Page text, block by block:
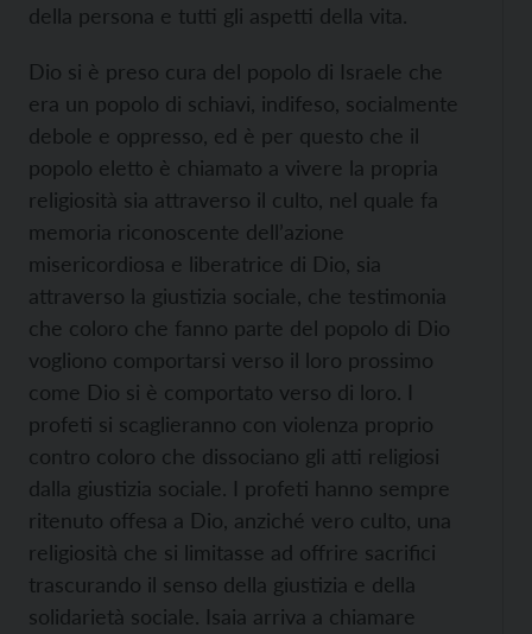
della persona e tutti gli aspetti della vita.
Dio si è preso cura del popolo di Israele che
era un popolo di schiavi, indifeso, socialmente
debole e oppresso, ed è per questo che il
popolo eletto è chiamato a vivere la propria
religiosità sia attraverso il culto, nel quale fa
memoria riconoscente dell’azione
misericordiosa e liberatrice di Dio, sia
attraverso la giustizia sociale, che testimonia
che coloro che fanno parte del popolo di Dio
vogliono comportarsi verso il loro prossimo
come Dio si è comportato verso di loro. I
profeti si scaglieranno con violenza proprio
contro coloro che dissociano gli atti religiosi
dalla giustizia sociale. I profeti hanno sempre
ritenuto offesa a Dio, anziché vero culto, una
religiosità che si limitasse ad offrire sacrifici
trascurando il senso della giustizia e della
solidarietà sociale. Isaia arriva a chiamare